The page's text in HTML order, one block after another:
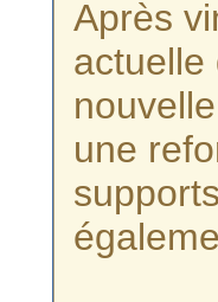
Après
actuelle
une